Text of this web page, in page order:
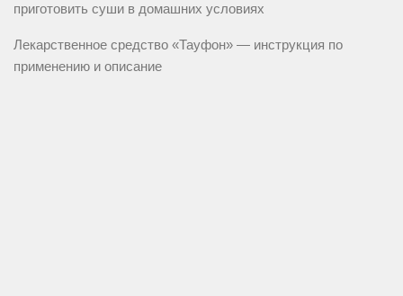
приготовить суши в домашних условиях
Лекарственное средство «Тауфон» — инструкция по
применению и описание